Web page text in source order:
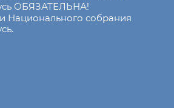
ОБЯЗАТЕЛЬНА!
Национального собрания